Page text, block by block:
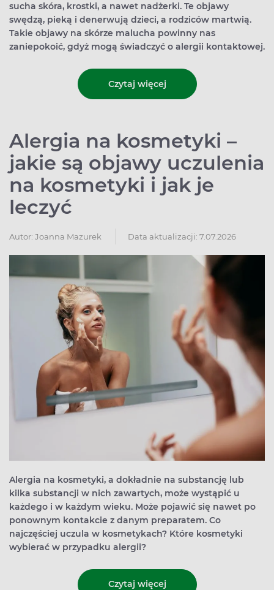
sucha skóra, krostki, a nawet nadżerki. Te objawy
swędzą, pieką i denerwują dzieci, a rodziców martwią.
Takie objawy na skórze malucha powinny nas
zaniepokoić, gdyż mogą świadczyć o alergii kontaktowej.
Czytaj więcej
Alergia na kosmetyki –
jakie są objawy uczulenia
na kosmetyki i jak je
leczyć
Autor: Joanna Mazurek Data aktualizacji: 7.07.2026
Alergia na kosmetyki, a dokładnie na substancję lub
kilka substancji w nich zawartych, może wystąpić u
każdego i w każdym wieku. Może pojawić się nawet po
ponownym kontakcie z danym preparatem. Co
najczęściej uczula w kosmetykach? Które kosmetyki
wybierać w przypadku alergii?
Czytaj więcej